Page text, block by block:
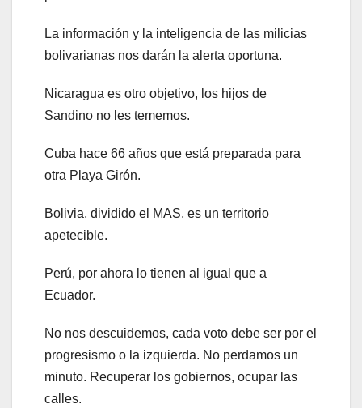
La información y la inteligencia de las milicias
bolivarianas nos darán la alerta oportuna.
Nicaragua es otro objetivo, los hijos de
Sandino no les tememos.
Cuba hace 66 años que está preparada para
otra Playa Girón.
Bolivia, dividido el MAS, es un territorio
apetecible.
Perú, por ahora lo tienen al igual que a
Ecuador.
No nos descuidemos, cada voto debe ser por el
progresismo o la izquierda. No perdamos un
minuto. Recuperar los gobiernos, ocupar las
calles.